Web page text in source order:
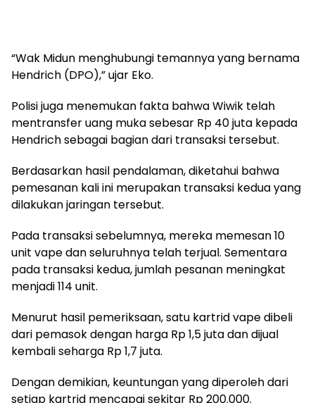
“Wak Midun menghubungi temannya yang bernama
Hendrich (DPO),” ujar Eko.
Polisi juga menemukan fakta bahwa Wiwik telah
mentransfer uang muka sebesar Rp 40 juta kepada
Hendrich sebagai bagian dari transaksi tersebut.
Berdasarkan hasil pendalaman, diketahui bahwa
pemesanan kali ini merupakan transaksi kedua yang
dilakukan jaringan tersebut.
Pada transaksi sebelumnya, mereka memesan 10
unit vape dan seluruhnya telah terjual. Sementara
pada transaksi kedua, jumlah pesanan meningkat
menjadi 114 unit.
Menurut hasil pemeriksaan, satu kartrid vape dibeli
dari pemasok dengan harga Rp 1,5 juta dan dijual
kembali seharga Rp 1,7 juta.
Dengan demikian, keuntungan yang diperoleh dari
setiap kartrid mencapai sekitar Rp 200.000.